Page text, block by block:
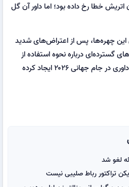
خطا رخ داده بود؛ اما داور آن گل
چهره‌ها، پس از اعتراض‌های شدید
گسترده‌ای درباره نحوه استفاده از
VAR و یکسان بودن معیارهای داوری در جام جهانی ۲۰۲۶ ایجاد کرده
لغو شد
تراکتور رباط صلیبی نیست